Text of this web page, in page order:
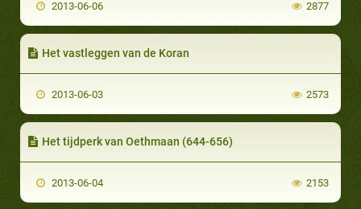
2013-06-06 2877
Het vastleggen van de Koran
2013-06-03 2573
Het tijdperk van Oethmaan (644-656)
2013-06-04 2153